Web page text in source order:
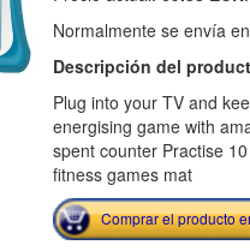
Normalmente se envía
Descripción del
Plug into your TV and
energising game with
spent counter Practise
fitness games mat
Comprar el producto